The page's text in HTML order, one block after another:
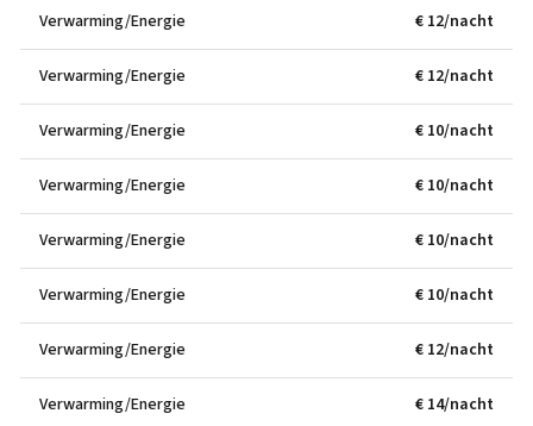
Verwarming/Energie € 12/nacht
Verwarming/Energie € 12/nacht
Verwarming/Energie € 10/nacht
Verwarming/Energie € 10/nacht
Verwarming/Energie € 10/nacht
Verwarming/Energie € 10/nacht
Verwarming/Energie € 12/nacht
Verwarming/Energie € 14/nacht